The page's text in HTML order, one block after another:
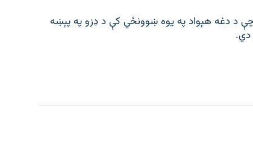
ورځ، د زمري ۱۶مه، اعلان وکړ چې د دغه هېواد په یوه ښوونځي کې د ډزو په پېښه